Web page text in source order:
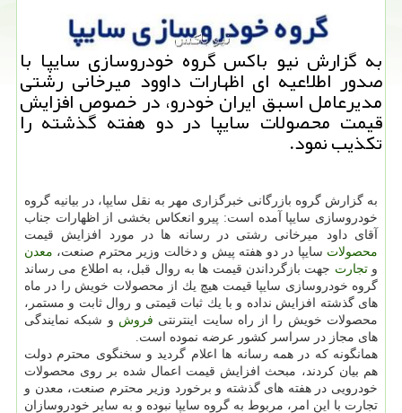
به گزارش نیو باكس گروه خودروسازی سایپا با
صدور اطلاعیه ای اظهارات داوود میرخانی رشتی
مدیرعامل اسبق ایران خودرو، در خصوص افزایش
قیمت محصولات سایپا در دو هفته گذشته را
تكذیب نمود.
به گزارش گروه بازرگانی خبرگزاری مهر به نقل سایپا، در بیانیه گروه
خودروسازی سایپا آمده است: پیرو انعكاس بخشی از اظهارات جناب
آقای داود میرخانی رشتی در رسانه ها در مورد افزایش قیمت
محصولات سایپا در دو هفته پیش و دخالت وزیر محترم صنعت، معدن
وتجارت جهت بازگرداندن قیمت ها به روال قبل، به اطلاع می رساند
گروه خودروسازی سایپا قیمت هیچ یك از محصولات خویش را در ماه
های گذشته افزایش نداده و با یك ثبات قیمتی و روال ثابت و مستمر،
محصولات خویش را از راه سایت اینترنتی فروش و شبكه نمایندگی
های مجاز در سراسر كشور عرضه نموده است.
همانگونه كه در همه رسانه ها اعلام گردید و سخنگوی محترم دولت
هم بیان كردند، مبحث افزایش قیمت اعمال شده بر روی محصولات
خودرویی در هفته های گذشته و برخورد وزیر محترم صنعت، معدن و
تجارت با این امر، مربوط به گروه سایپا نبوده و به سایر خودروسازان